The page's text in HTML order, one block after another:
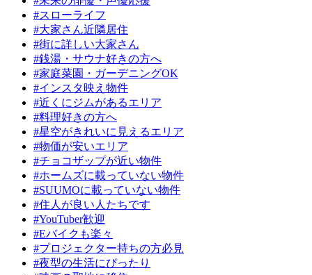
#スローライフ
#大家さん近隣居住
#街に詳しい大家さん
#銭湯・サウナ好きの方へ
#家庭菜園・ガーデニングOK
#インスタ映え物件
#近くにジムがあるエリア
#料理好きの方へ
#星空がきれいに見えるエリア
#物価が安いエリア
#チョコザップが近い物件
#ホームズに載っていない物件
#SUUMOに載っていない物件
#住人が良い人たちです
#YouTuber歓迎
#Eバイクも楽々
#プロジェクター持ちの方必見
#夜型の生活にぴったり